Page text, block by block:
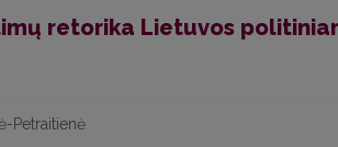
retorika Lietuvos
Petraitienė